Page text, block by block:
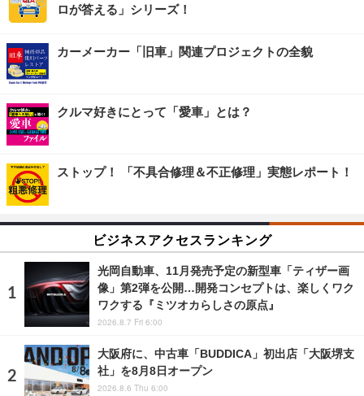
ロが答える」シリーズ！
カーメーカー「旧車」関連プロジェクトの全貌
クルマ好きにとって「愛車」とは？
ストップ！ 「不具合修理＆不正修理」実態レポート！
ビジネスアクセスランキング
光岡自動車、11月発売予定の新型車「ティザー画
像」第2弾を公開…開発コンセプトは、楽しくワク
ワクする『ミツオカらしさの原点』
2026.8.7 Fri 6:00
大阪府に、中古車「BUDDICA」初出店「大阪堺支
社」を8月8日オープン
2026.8.6 Thu 6:00